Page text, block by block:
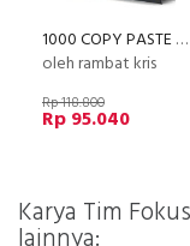
1000 COPY PASTE SCALE UP
oleh rambat kris
Rp 118.800
Rp 95.040
Karya Tim